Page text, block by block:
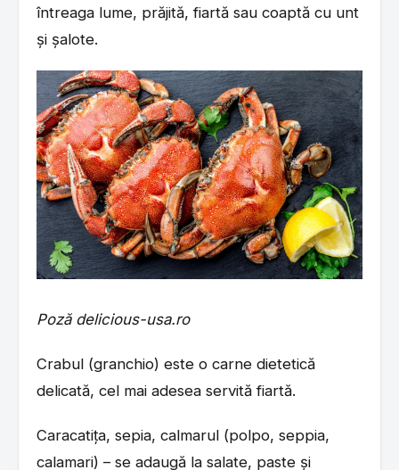
întreaga lume, prăjită, fiartă sau coaptă cu unt
și șalote.
Poză delicious-usa.ro
Crabul (granchio) este o carne dietetică
delicată, cel mai adesea servită fiartă.
Caracatița, sepia, calmarul (polpo, seppia,
calamari) – se adaugă la salate, paste și